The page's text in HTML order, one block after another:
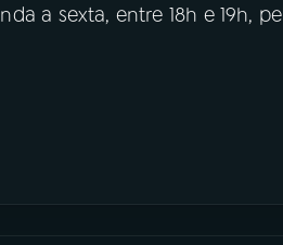
a sexta, entre 18h e 19h,